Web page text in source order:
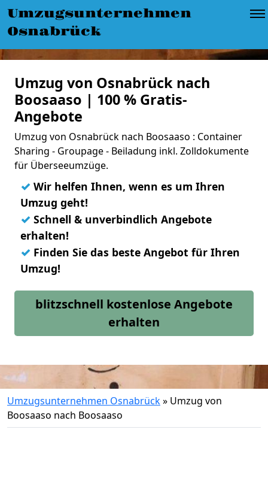
Umzugsunternehmen
Osnabrück
Umzug von Osnabrück nach
Boosaaso | 100 % Gratis-
Angebote
Umzug von Osnabrück nach Boosaaso : Container
Sharing - Groupage - Beiladung inkl. Zolldokumente
für Überseeumzüge.
✓ Wir helfen Ihnen, wenn es um Ihren
Umzug geht!
✓ Schnell & unverbindlich Angebote
erhalten!
✓ Finden Sie das beste Angebot für Ihren
Umzug!
blitzschnell kostenlose Angebote
erhalten
Umzugsunternehmen Osnabrück» Umzug von
Boosaaso nach Boosaaso